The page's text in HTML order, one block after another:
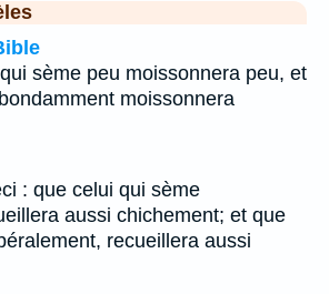
sème peu moissonnera peu, et
moissonnera
: que celui qui sème
aussi chichement; et que
recueillera aussi